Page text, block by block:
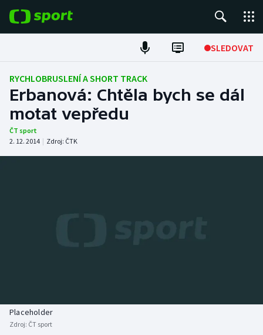
SLEDOVAT
Fotbal
Hokej
Tenis
Atletika
Biatlon
Aplikace ČT sport
RYCHLOBRUSLENÍ A SHORT TRACK
Erbanová: Chtěla bych se dál
motat vepředu
ČT sport
2. 12. 2014 | Zdroj: ČTK
Placeholder
Zdroj: ČT sport